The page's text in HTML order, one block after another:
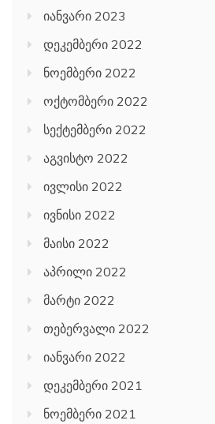
იანვარი 2023
დეკემბერი 2022
ნოემბერი 2022
ოქტომბერი 2022
სექტემბერი 2022
აგვისტო 2022
ივლისი 2022
ივნისი 2022
მაისი 2022
აპრილი 2022
მარტი 2022
თებერვალი 2022
იანვარი 2022
დეკემბერი 2021
ნოემბერი 2021